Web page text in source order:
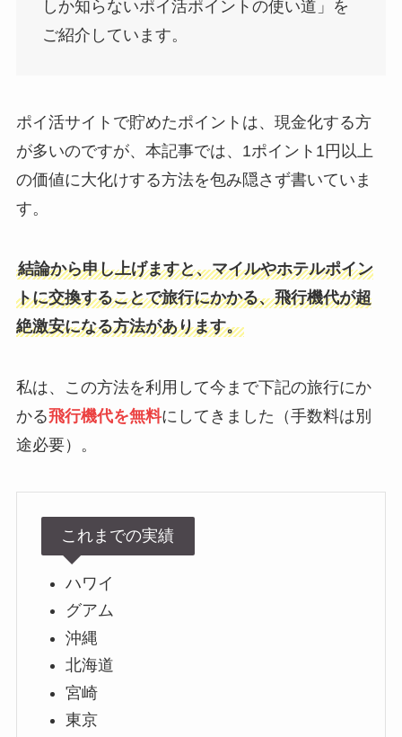
しか知らないポイ活ポイントの使い道」を
ご紹介しています。
ポイ活サイトで貯めたポイントは、現金化する方
が多いのですが、本記事では、1ポイント1円以上
の価値に大化けする方法を包み隠さず書いていま
す。
結論から申し上げますと、マイルやホテルポイン
トに交換することで旅行にかかる、飛行機代が超
絶激安になる方法があります。
私は、この方法を利用して今まで下記の旅行にか
かる飛行機代を無料にしてきました（手数料は別
途必要）。
これまでの実績
ハワイ
グアム
沖縄
北海道
宮崎
東京